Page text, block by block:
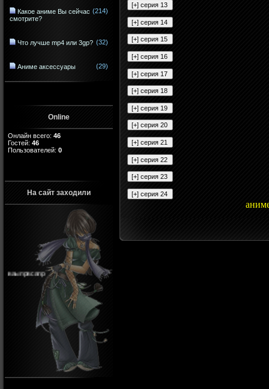
Какое аниме Вы сейчас
смотрите?
(214)
Что лучше mp4 или 3gp? (32)
Аниме аксессуары (29)
Online
Онлайн всего: 46
Гостей: 46
Пользователей: 0
На сайт заходили